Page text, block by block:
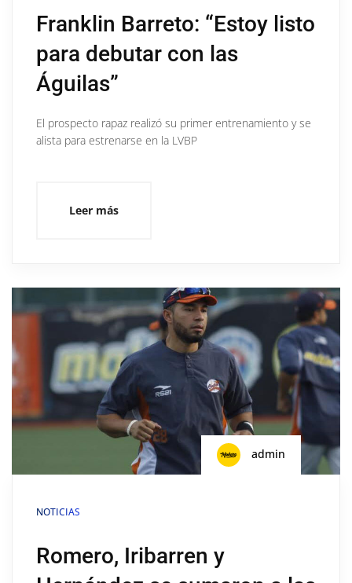
Franklin Barreto: “Estoy listo
para debutar con las
Águilas”
El prospecto rapaz realizó su primer entrenamiento y se
alista para estrenarse en la LVBP
Leer más
admin
NOTICIAS
Romero, Iribarren y